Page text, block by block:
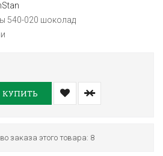
540-020 шоколад
КУПИТЬ
заказа этого товара: 8